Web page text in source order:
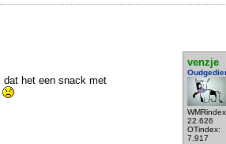
venzje
22.626
OTindex:
7.917
dat het een snack met